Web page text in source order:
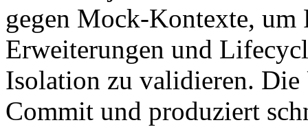
gegen Mock-Kontexte,
Erweiterungen und
Isolation zu validieren.
Commit und produziert